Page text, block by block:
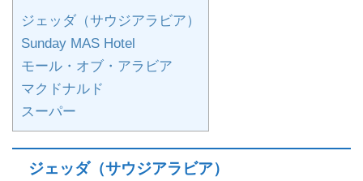
ジェッダ（サウジアラビア）
Sunday MAS Hotel
モール・オブ・アラビア
マクドナルド
スーパー
ジェッダ（サウジアラビア）